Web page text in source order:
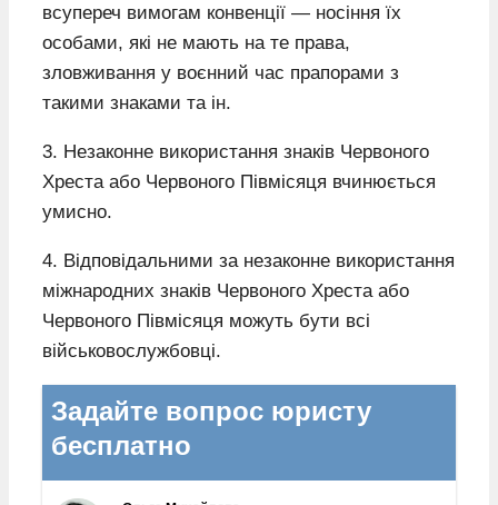
всупереч вимогам конвенції — носіння їх
особами, які не мають на те права,
зловживання у воєнний час прапорами з
такими знаками та ін.
3. Незаконне використання знаків Червоного
Хреста або Червоного Півмісяця вчинюється
умисно.
4. Відповідальними за незаконне використання
міжнародних знаків Червоного Хреста або
Червоного Півмісяця можуть бути всі
військовослужбовці.